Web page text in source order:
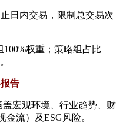
日内交易，限制总交易次
权重；策略组占比
告​
宏观环境、行业趋势、财
流）及ESG风险。